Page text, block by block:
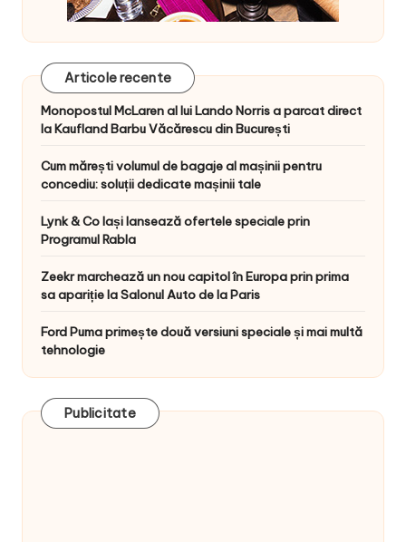
Articole recente
Monopostul McLaren al lui Lando Norris a parcat direct
la Kaufland Barbu Văcărescu din București
Cum mărești volumul de bagaje al mașinii pentru
concediu: soluții dedicate mașinii tale
Lynk & Co Iași lansează ofertele speciale prin
Programul Rabla
Zeekr marchează un nou capitol în Europa prin prima
sa apariție la Salonul Auto de la Paris
Ford Puma primește două versiuni speciale și mai multă
tehnologie
Publicitate